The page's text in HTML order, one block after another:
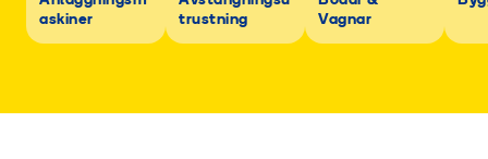
askiner
trustning
Vagnar